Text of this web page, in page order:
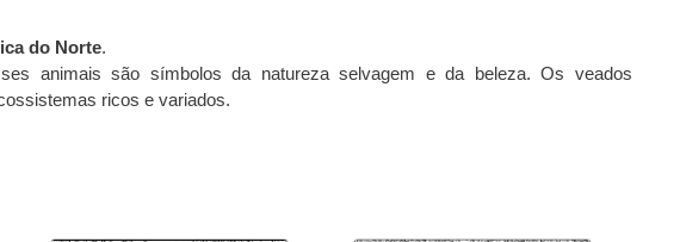
do Norte.
animais são símbolos da natureza selvagem e da beleza. Os veados
ricos e variados.